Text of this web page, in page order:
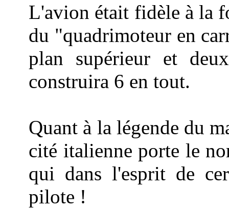
L'avion était fidèle à la
du "quadrimoteur en
plan supérieur et
construira 6 en tout.
Quant à la légende du
cité italienne porte le
qui dans l'esprit de
pilote !